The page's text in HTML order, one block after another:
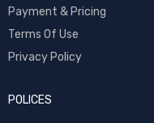
Payment & Pricing
Terms Of Use
Privacy Policy
POLICES